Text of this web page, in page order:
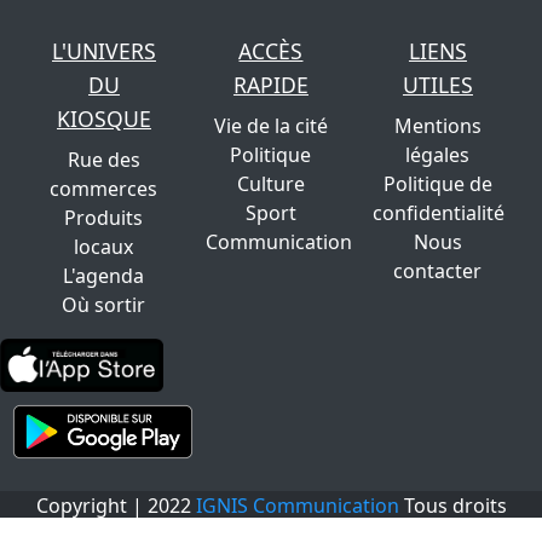
L'UNIVERS
DU
KIOSQUE
Rue des
commerces
Produits
locaux
L'agenda
Où sortir
ACCÈS
RAPIDE
Vie de la cité
Politique
Culture
Sport
Communication
LIENS
UTILES
Mentions
légales
Politique de
confidentialité
Nous
contacter
Copyright | 2022IGNIS Communication Tous droits